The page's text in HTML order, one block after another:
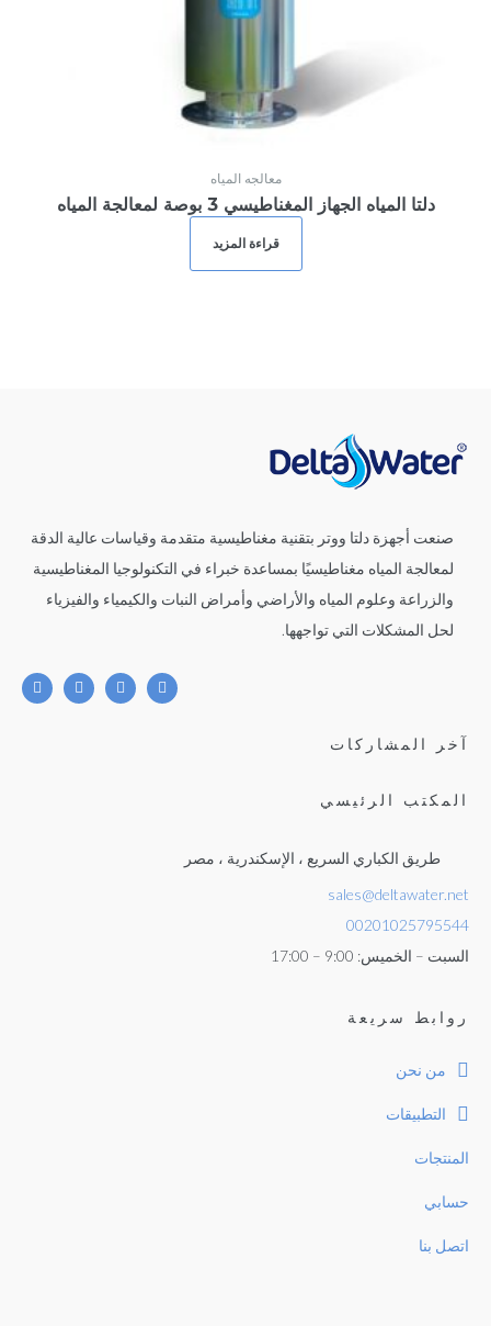
معالجه المياه
دلتا المياه الجهاز المغناطيسي 3 بوصة لمعالجة المياه
قراءة المزيد
صنعت أجهزة دلتا ووتر بتقنية مغناطيسية متقدمة وقياسات عالية الدقة
لمعالجة المياه مغناطيسيًا بمساعدة خبراء في التكنولوجيا المغناطيسية
والزراعة وعلوم المياه والأراضي وأمراض النبات والكيمياء والفيزياء
لحل المشكلات التي تواجهها.
آخر المشاركات
المكتب الرئيسي
طريق الكباري السريع ، الإسكندرية ، مصر
sales@deltawater.net
00201025795544
السبت – الخميس: 9:00 – 17:00
روابط سريعة
من نحن
التطبيقات
المنتجات
حسابي
اتصل بنا